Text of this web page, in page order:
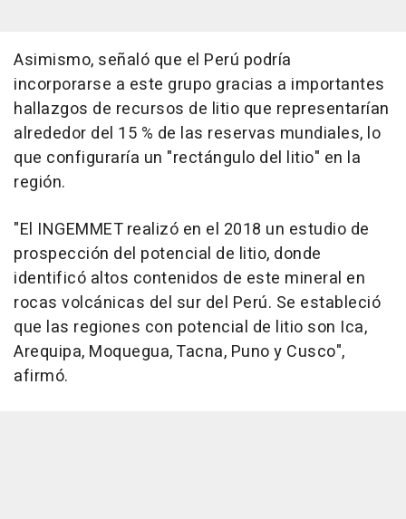
Asimismo, señaló que el Perú podría
incorporarse a este grupo gracias a importantes
hallazgos de recursos de litio que representarían
alrededor del 15 % de las reservas mundiales, lo
que configuraría un "rectángulo del litio" en la
región.
"El INGEMMET realizó en el 2018 un estudio de
prospección del potencial de litio, donde
identificó altos contenidos de este mineral en
rocas volcánicas del sur del Perú. Se estableció
que las regiones con potencial de litio son Ica,
Arequipa, Moquegua, Tacna, Puno y Cusco",
afirmó.